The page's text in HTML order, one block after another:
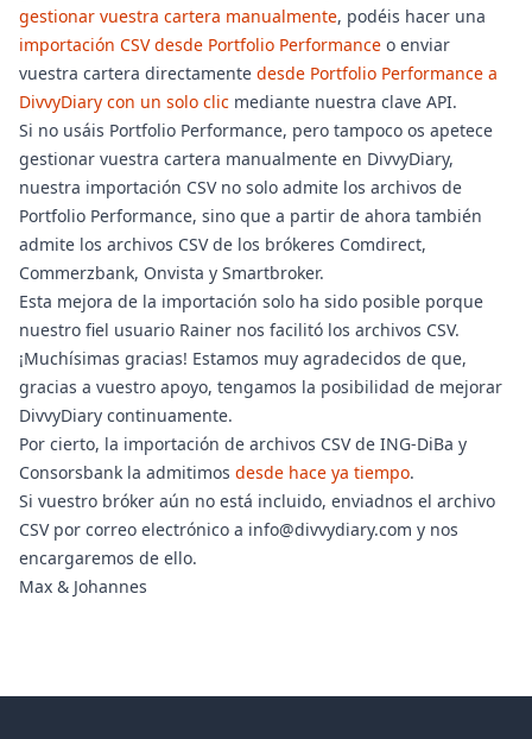
gestionar vuestra cartera manualmente, podéis hacer una
importación CSV desde Portfolio Performance o enviar
vuestra cartera directamente desde Portfolio Performance a
DivvyDiary con un solo clic mediante nuestra clave API.
Si no usáis Portfolio Performance, pero tampoco os apetece
gestionar vuestra cartera manualmente en DivvyDiary,
nuestra importación CSV no solo admite los archivos de
Portfolio Performance, sino que a partir de ahora también
admite los archivos CSV de los brókeres Comdirect,
Commerzbank, Onvista y Smartbroker.
Esta mejora de la importación solo ha sido posible porque
nuestro fiel usuario Rainer nos facilitó los archivos CSV.
¡Muchísimas gracias! Estamos muy agradecidos de que,
gracias a vuestro apoyo, tengamos la posibilidad de mejorar
DivvyDiary continuamente.
Por cierto, la importación de archivos CSV de ING-DiBa y
Consorsbank la admitimos desde hace ya tiempo.
Si vuestro bróker aún no está incluido, enviadnos el archivo
CSV por correo electrónico a info@divvydiary.com y nos
encargaremos de ello.
Max & Johannes